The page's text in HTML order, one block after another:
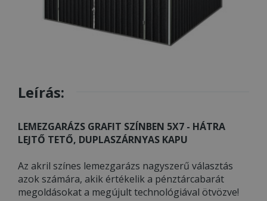
Leírás:
LEMEZGARÁZS GRAFIT SZÍNBEN 5X7 - HÁTRA
LEJTŐ TETŐ, DUPLASZÁRNYAS KAPU
Az akril színes lemezgarázs nagyszerű választás
azok számára, akik értékelik a pénztárcabarát
megoldásokat a megújult technológiával ötvözve!